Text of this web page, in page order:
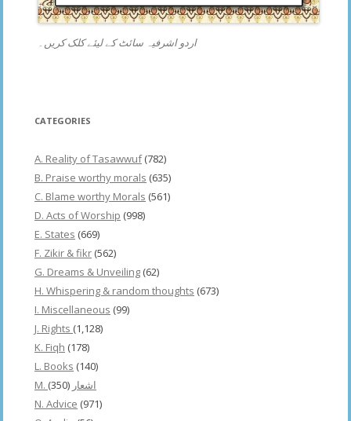
اردو اشرفیہ سائٹ کے لیئے کلک کریں۔
CATEGORIES
A. Reality of Tasawwuf(782)
B. Praise worthy morals (635)
C. Blame worthy Morals (561)
D. Acts of Worship (998)
E. States (669)
F. Zikir & fikr (562)
G. Dreams & Unveiling (62)
H. Whispering & random thoughts (673)
I. Miscellaneous (99)
J. Rights (1,128)
K. Fiqh (178)
L. Books (140)
M. اشعار (350)
N. Advice (971)